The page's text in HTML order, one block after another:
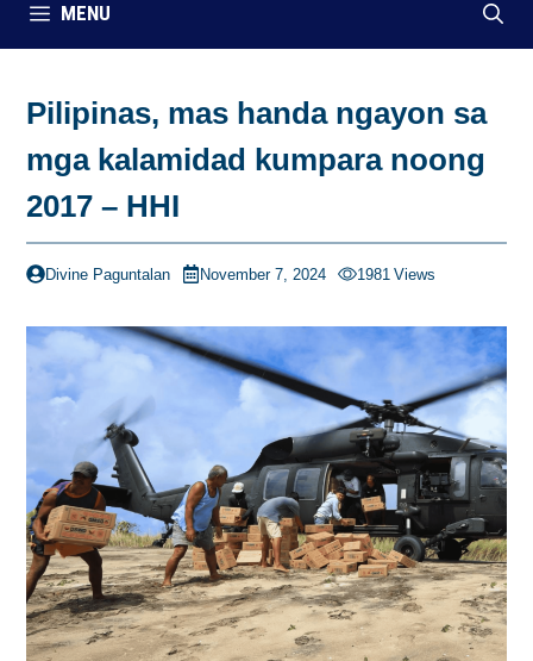
MENU
Pilipinas, mas handa ngayon sa
mga kalamidad kumpara noong
2017 – HHI
Divine Paguntalan November 7, 2024 1981 Views